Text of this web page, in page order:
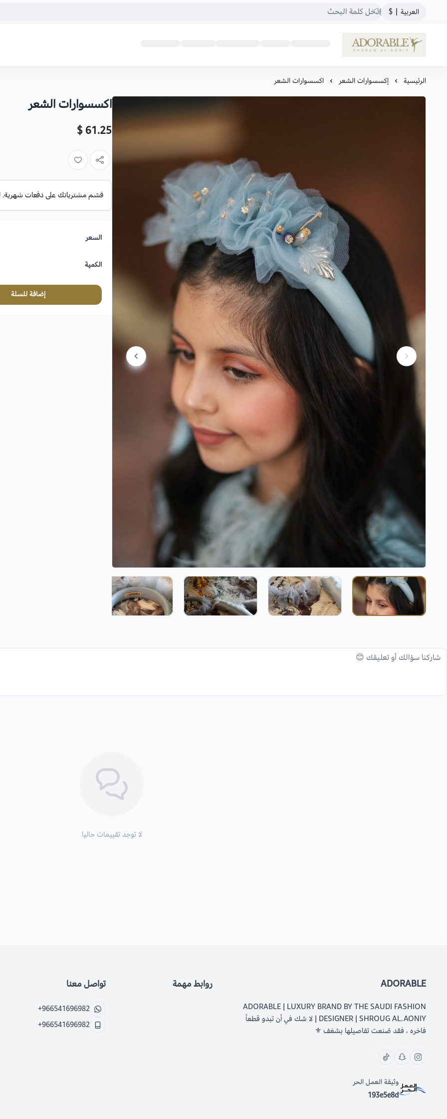
العربية |
$
ADORABLE
الرئيسية إكسسوارات الشعر اكسسوارات الشعر
اكسسوارات الشعر
61.25 $
السعر
الكمية
إضافة للسلة
لا توجد تقييمات حاليا
ADORABLE
ADORABLE | LUXURY BRAND BY THE SAUDI FASHION
DESIGNER | SHROUG AL.AONIY | لا شك في أن تبدو قطعاً
فاخره ، فقد صُنعت تفاصيلها بشغف ⚜️
وثيقة العمل الحر
193e5e8d
روابط مهمة تواصل معنا
+966541696982
+966541696982